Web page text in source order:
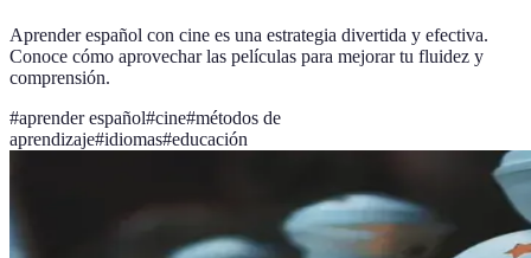
Aprender español con cine es una estrategia divertida y efectiva.
Conoce cómo aprovechar las películas para mejorar tu fluidez y
comprensión.
#aprender español#cine#métodos de
aprendizaje#idiomas#educación